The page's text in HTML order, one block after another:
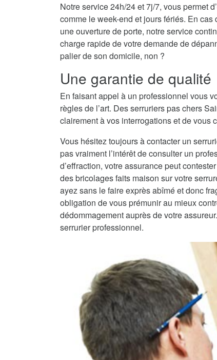
Notre service 24h/24 et 7j/7, vous permet
comme le week-end et jours fériés. En
une ouverture de porte, notre service
charge rapide de votre demande de
palier de son domicile, non ?
Une garantie de qualité
En faisant appel à un professionnel vous
règles de l’art. Des serruriers pas chers
clairement à vos interrogations et de vous
Vous hésitez toujours à contacter un
pas vraiment l’intérêt de consulter un
d’effraction, votre assurance peut
des bricolages faits maison sur votre
ayez sans le faire exprès abîmé et donc
obligation de vous prémunir au mieux
dédommagement auprès de votre
serrurier professionnel.